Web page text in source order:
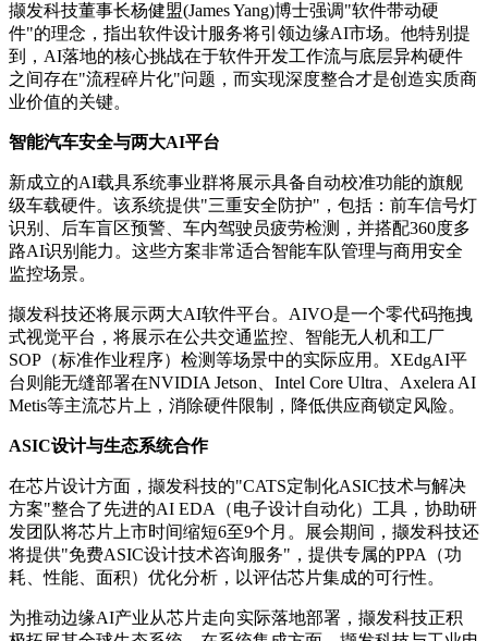
撷发科技董事长杨健盟(James Yang)博士强调"软件带动硬
件"的理念，指出软件设计服务将引领边缘AI市场。他特别提
到，AI落地的核心挑战在于软件开发工作流与底层异构硬件
之间存在"流程碎片化"问题，而实现深度整合才是创造实质商
业价值的关键。
智能汽车安全与两大AI平台
新成立的AI载具系统事业群将展示具备自动校准功能的旗舰
级车载硬件。该系统提供"三重安全防护"，包括：前车信号灯
识别、后车盲区预警、车内驾驶员疲劳检测，并搭配360度多
路AI识别能力。这些方案非常适合智能车队管理与商用安全
监控场景。
撷发科技还将展示两大AI软件平台。AIVO是一个零代码拖拽
式视觉平台，将展示在公共交通监控、智能无人机和工厂
SOP（标准作业程序）检测等场景中的实际应用。XEdgAI平
台则能无缝部署在NVIDIA Jetson、Intel Core Ultra、Axelera AI
Metis等主流芯片上，消除硬件限制，降低供应商锁定风险。
ASIC设计与生态系统合作
在芯片设计方面，撷发科技的"CATS定制化ASIC技术与解决
方案"整合了先进的AI EDA（电子设计自动化）工具，协助研
发团队将芯片上市时间缩短6至9个月。展会期间，撷发科技还
将提供"免费ASIC设计技术咨询服务"，提供专属的PPA（功
耗、性能、面积）优化分析，以评估芯片集成的可行性。
为推动边缘AI产业从芯片走向实际落地部署，撷发科技正积